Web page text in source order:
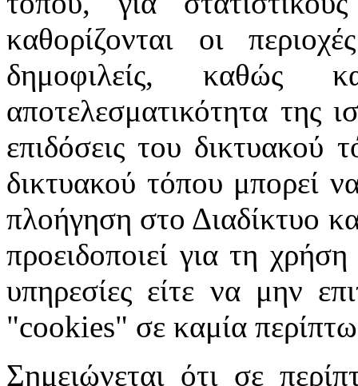
καθορίζονται οι
δημοφιλείς,
αποτελεσματικότητα της
επιδόσεις του δικτυακού
δικτυακού τόπου μπορεί
πλοήγηση στο Διαδίκτυο
προειδοποιεί για τη
υπηρεσίες είτε να μην
"cookies" σε καμία
Σημειώνεται ότι σε